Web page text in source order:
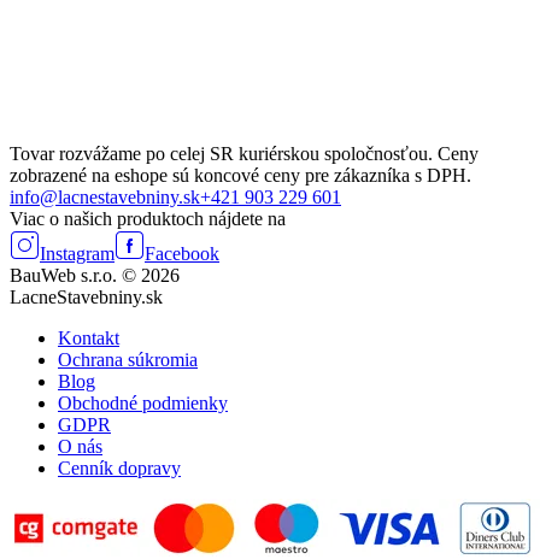
Tovar rozvážame po celej SR kuriérskou spoločnosťou. Ceny
zobrazené na eshope sú koncové ceny pre zákazníka s DPH.
info@lacnestavebniny.sk+421 903 229 601
Viac o našich produktoch nájdete na
Instagram
Facebook
BauWeb s.r.o. © 2026
LacneStavebniny.sk
Kontakt
Ochrana súkromia
Blog
Obchodné podmienky
GDPR
O nás
Cenník dopravy